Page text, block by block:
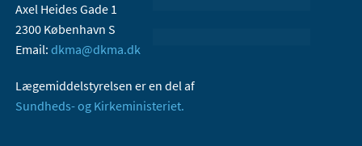
Axel Heides Gade 1
2300 København S
Email: dkma@dkma.dk
Lægemiddelstyrelsen er en del af
Sundheds- og Kirkeministeriet.